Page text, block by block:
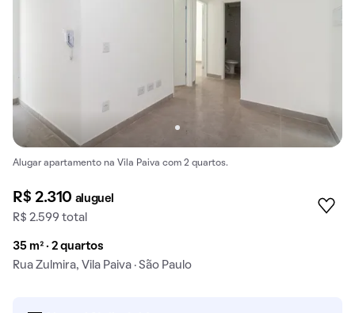
Alugar apartamento na Vila Paiva com 2 quartos.
R$ 2.310 aluguel
R$ 2.599 total
35 m² · 2 quartos
Rua Zulmira, Vila Paiva · São Paulo